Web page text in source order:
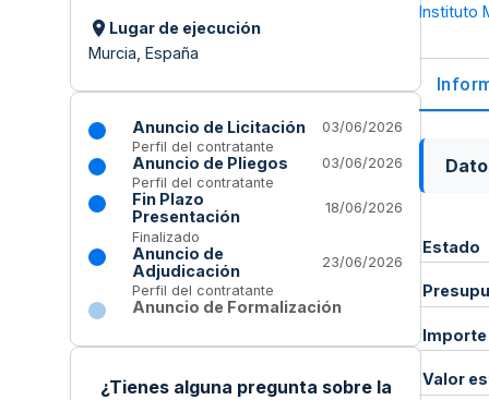
Lugar de ejecución
Murcia, España
Anuncio de Licitación
03/06/2026
Perfil del contratante
Anuncio de Pliegos
03/06/2026
Perfil del contratante
Fin Plazo
Presentación
18/06/2026
Finalizado
Anuncio de
Adjudicación
23/06/2026
Perfil del contratante
Anuncio de Formalización
¿Tienes alguna pregunta sobre la
Instituto
Estado
Valor